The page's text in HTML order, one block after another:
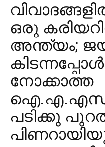
ഒരു
അന്ത്യം;
നോക്കാത്ത
പടിക്കു